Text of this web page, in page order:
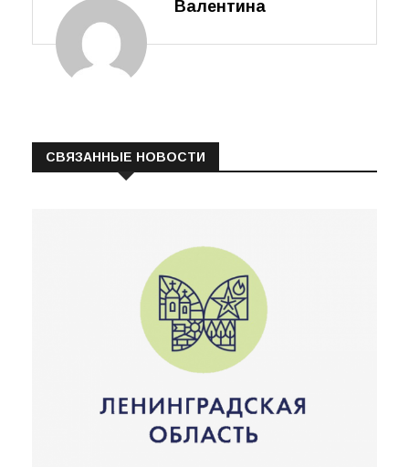
Валентина
СВЯЗАННЫЕ НОВОСТИ